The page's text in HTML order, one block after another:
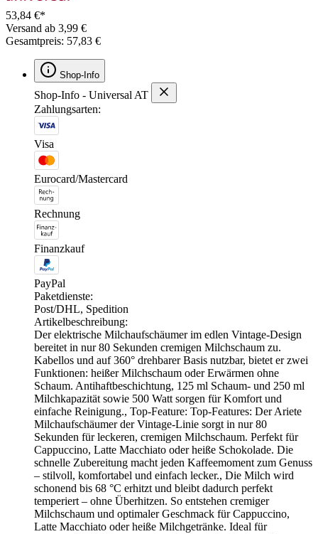
53,84 €*
Versand ab 3,99 €
Gesamtpreis: 57,83 €
Shop-Info
Shop-Info - Universal AT
Zahlungsarten:
Visa
Eurocard/Mastercard
Rechnung
Finanzkauf
PayPal
Paketdienste:
Post/DHL, Spedition
Artikelbeschreibung:
Der elektrische Milchaufschäumer im edlen Vintage-Design
bereitet in nur 80 Sekunden cremigen Milchschaum zu.
Kabellos und auf 360° drehbarer Basis nutzbar, bietet er zwei
Funktionen: heißer Milchschaum oder Erwärmen ohne
Schaum. Antihaftbeschichtung, 125 ml Schaum- und 250 ml
Milchkapazität sowie 500 Watt sorgen für Komfort und
einfache Reinigung., Top-Feature: Top-Features: Der Ariete
Milchaufschäumer der Vintage-Linie sorgt in nur 80
Sekunden für leckeren, cremigen Milchschaum. Perfekt für
Cappuccino, Latte Macchiato oder heiße Schokolade. Die
schnelle Zubereitung macht jeden Kaffeemoment zum Genuss
– stilvoll, komfortabel und einfach lecker., Die Milch wird
schonend bis 68 °C erhitzt und bleibt dadurch perfekt
temperiert – ohne Überhitzen. So entstehen cremiger
Milchschaum und optimaler Geschmack für Cappuccino,
Latte Macchiato oder heiße Milchgetränke. Ideal für